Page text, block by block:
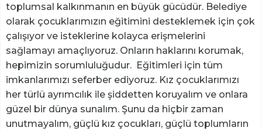
toplumsal kalkınmanın en büyük gücüdür. Belediye
olarak çocuklarımızın eğitimini desteklemek için çok
çalışıyor ve isteklerine kolayca erişmelerini
sağlamayı amaçlıyoruz. Onların haklarını korumak,
hepimizin sorumluluğudur. Eğitimleri için tüm
imkanlarımızı seferber ediyoruz. Kız çocuklarımızı
her türlü ayrımcılık ile şiddetten koruyalım ve onlara
güzel bir dünya sunalım. Şunu da hiçbir zaman
unutmayalım, güçlü kız çocukları, güçlü toplumların